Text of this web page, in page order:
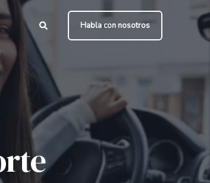
Habla con nosotros